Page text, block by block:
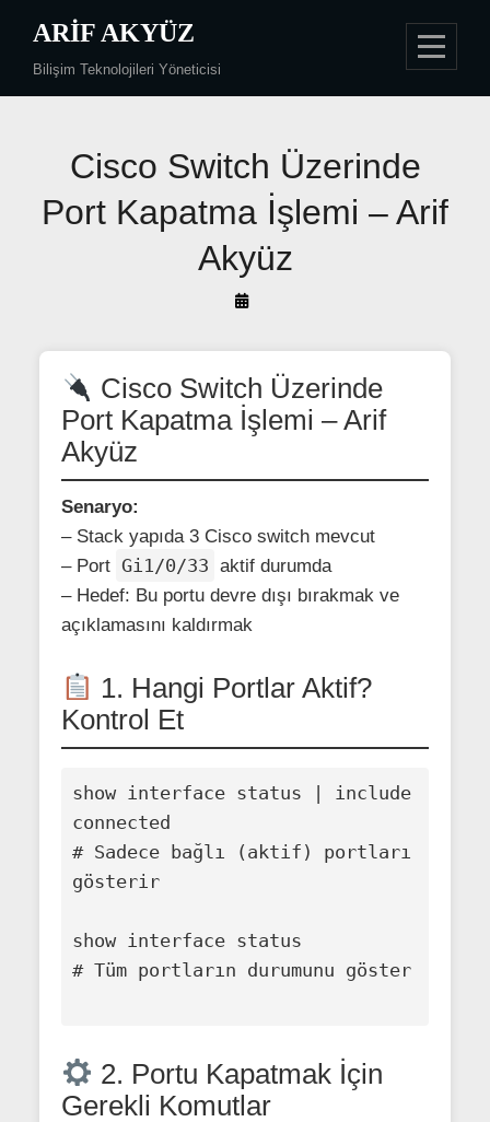
content
ARIF AKYÜZ
Bilişim Teknolojileri Yöneticisi
Cisco Switch Üzerinde
Port Kapatma İşlemi – Arif
Akyüz
By
Akyüz
Cisco Switch Üzerinde
Port Kapatma İşlemi – Arif
Akyüz
Senaryo:
– Stack yapıda 3 Cisco switch mevcut
– Port Gi1/0/33 aktif durumda
– Hedef: Bu portu devre dışı bırakmak ve
açıklamasını kaldırmak
1. Hangi Portlar Aktif?
Kontrol Et
show interface status | include
connected
# Sadece bağlı (aktif) portları
gösterir
show interface status
# Tüm portların durumunu göster
2. Portu Kapatmak İçin
Gerekli Komutlar
Yazı